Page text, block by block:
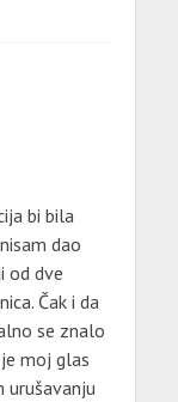
bi bila
dao
od dve
Čak i da
se znalo
moj glas
urušavanju